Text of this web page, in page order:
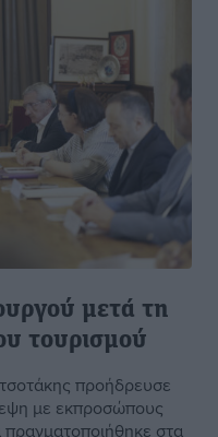
μετά τη
τουρισμού
προήδρευσε
με εκπροσώπους
στα